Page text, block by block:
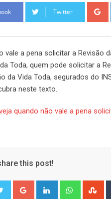
Twitter
da Vida Toda, segurados do
neste texto.
quando não vale a pena
this post!
Google+ LinkedIn Whatsapp